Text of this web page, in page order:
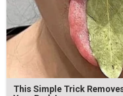
This Simple Trick